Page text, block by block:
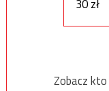
30 zł
Zobacz